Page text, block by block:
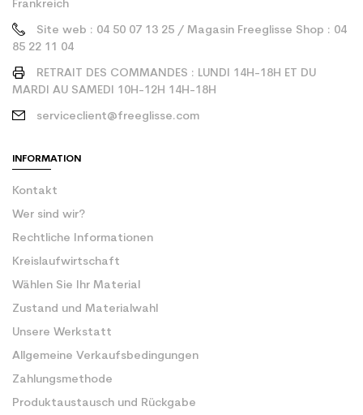
Frankreich
Site web : 04 50 07 13 25 / Magasin Freeglisse Shop : 04
85 22 11 04
RETRAIT DES COMMANDES : LUNDI 14H-18H ET DU
MARDI AU SAMEDI 10H-12H 14H-18H
serviceclient@freeglisse.com
INFORMATION
Kontakt
Wer sind wir?
Rechtliche Informationen
Kreislaufwirtschaft
Wählen Sie Ihr Material
Zustand und Materialwahl
Unsere Werkstatt
Allgemeine Verkaufsbedingungen
Zahlungsmethode
Produktaustausch und Rückgabe